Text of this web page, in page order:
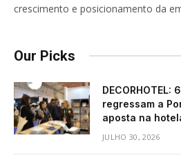
crescimento e posicionamento da
Our Picks
regressam a
aposta na
JULHO 30, 2026